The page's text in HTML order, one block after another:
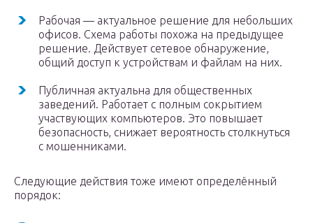
Рабочая — актуальное решение для небольших
офисов. Схема работы похожа на предыдущее
решение. Действует сетевое обнаружение,
общий доступ к устройствам и файлам на них.
Публичная актуальна для общественных
заведений. Работает с полным сокрытием
участвующих компьютеров. Это повышает
безопасность, снижает вероятность столкнуться
с мошенниками.
Следующие действия тоже имеют определённый
порядок: